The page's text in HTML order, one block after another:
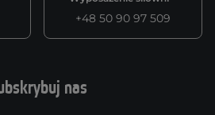
+48 50 90 97 509
nas